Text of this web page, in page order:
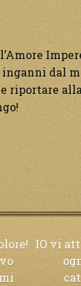
dal
e riportare
IO vi